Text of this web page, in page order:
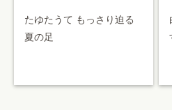
たゆたうて もっさり迫る
夏の足